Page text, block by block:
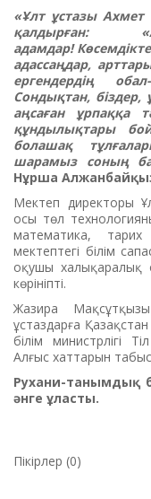
«Ұлт ұстазы
адамдар!
адассаңдар,
ергендердің
Сондықтан,
аңсаған ұрпаққа
құндылықтары
болашақ
шарамыз соның
Нұрша
Мектеп директоры
осы төл
математика, тарих
мектептегі білім
оқушы халықаралық
көрініпті.
Жазира
ұстаздарға
білім министрлігі
Алғыс хаттарын
Рухани-танымдық
әнге ұласты.
Пікірлер (0)